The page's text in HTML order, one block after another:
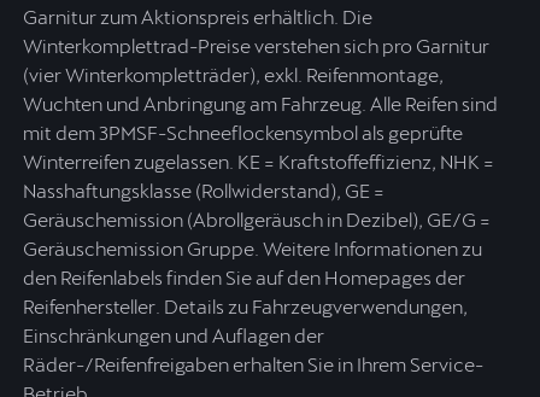
Garnitur zum Aktionspreis erhältlich. Die
Winterkomplettrad-Preise verstehen sich pro Garnitur
(vier Winterkompletträder), exkl. Reifenmontage,
Wuchten und Anbringung am Fahrzeug. Alle Reifen sind
mit dem 3PMSF-Schneeflockensymbol als geprüfte
Winterreifen zugelassen. KE = Kraftstoffeffizienz, NHK =
Nasshaftungsklasse (Rollwiderstand), GE =
Geräuschemission (Abrollgeräusch in Dezibel), GE/G =
Geräuschemission Gruppe. Weitere Informationen zu
den Reifenlabels finden Sie auf den Homepages der
Reifenhersteller. Details zu Fahrzeugverwendungen,
Einschränkungen und Auflagen der
Räder-/Reifenfreigaben erhalten Sie in Ihrem Service-